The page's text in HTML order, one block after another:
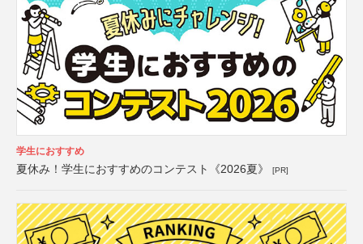
学生におすすめ
夏休み！学生におすすめのコンテスト《2026夏》 [PR]